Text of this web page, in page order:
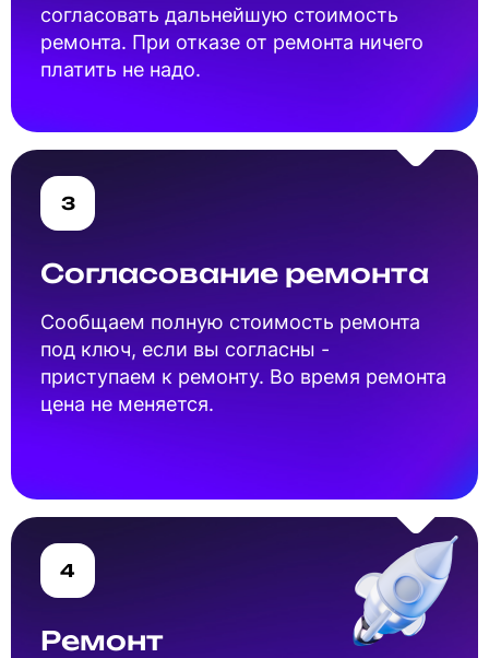
согласовать дальнейшую стоимость
ремонта. При отказе от ремонта ничего
платить не надо.
3
Согласование ремонта
Cообщаем полную стоимость ремонта
под ключ, если вы согласны -
приступаем к ремонту. Во время ремонта
цена не меняется.
4
Ремонт